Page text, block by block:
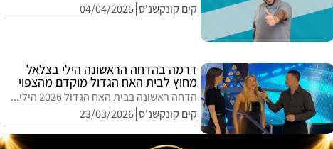
קים קונקשנ'ס 04/04/2026
דרמה בהדחה הראשונה הילי בצלאל
מחוץ לבית האח הגדול מוקדם מהצפוי
הדחה ראשונה בבית האח הגדול 2026 הילי...
קים קונקשנ'ס 23/03/2026